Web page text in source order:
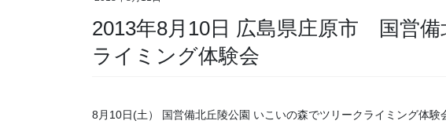
2013年8月10日 広島県庄原市 国営
ライミング体験会
8月10日(土） 国営備北丘陵公園 いこいの森でツリークライミング体